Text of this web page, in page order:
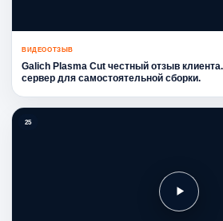
ВИДЕООТЗЫВ
Galich Plasma Cut честный отзыв
сервер для самостоятельной сборки.
25